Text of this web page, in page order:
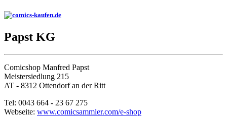
Papst KG
Comicshop Manfred Papst
Meistersiedlung 215
AT - 8312 Ottendorf an der Ritt
Tel: 0043 664 - 23 67 275
Webseite: www.comicsammler.com/e-shop